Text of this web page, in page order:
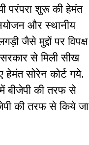
परंपरा शुरू की हेमंत
और स्थानीय
जैसे मुद्दों पर विपक्ष
से मिली सीख
हेमंत सोरेन कोर्ट गये.
बीजेपी की तरफ से
की तरफ से किये जा